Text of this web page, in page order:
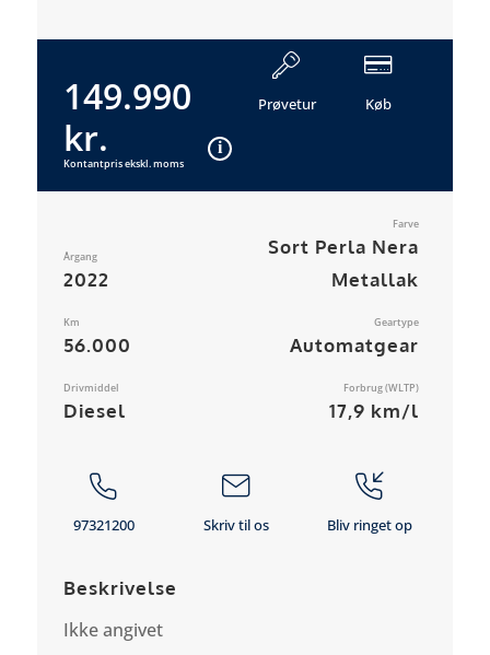
149.990
kr.
Kontantpris ekskl. moms
Prøvetur Køb
Årgang
2022
Farve
Sort Perla Nera
Metallak
Km
56.000
Geartype
Automatgear
Drivmiddel
Diesel
Forbrug (WLTP)
17,9 km/l
97321200 Skriv til os Bliv ringet op
Beskrivelse
Ikke angivet